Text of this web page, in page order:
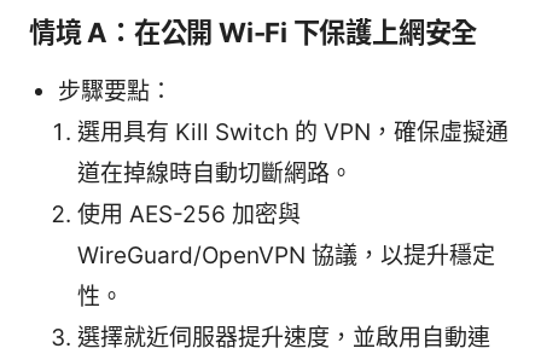
情境 A：在公開 Wi-Fi 下保護上網安全
步驟要點：
選用具有 Kill Switch 的 VPN，確保虛擬通
道在掉線時自動切斷網路。
使用 AES-256 加密與
WireGuard/OpenVPN 協議，以提升穩定
性。
選擇就近伺服器提升速度，並啟用自動連